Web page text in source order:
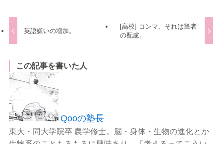
英語嫌いの増加。
[高校] コンマ、それは筆者
の配慮。
この記事を書いた人
Qooの塾長
東大・同大学院卒 農学修士。脳・身体・生物の進化とか